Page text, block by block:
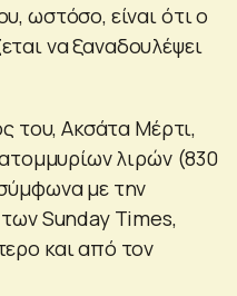
ωστόσο, είναι ότι ο
να ξαναδουλέψει
του, Ακσάτα Μέρτι,
λιρών (830
με την
Sunday Times,
και από τον